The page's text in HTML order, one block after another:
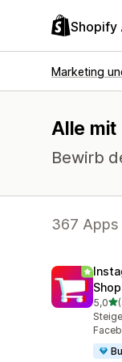
Shopify
Marketing
Alle
Bewirb
367 Apps
Shop
5,0
442